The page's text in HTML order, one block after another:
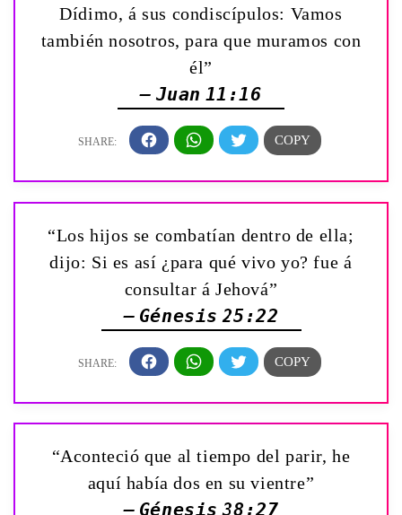
Dídimo, á sus condiscípulos: Vamos
también nosotros, para que muramos con
él”
— Juan 11:16
“Los hijos se combatían dentro de ella;
dijo: Si es así ¿para qué vivo yo? fue á
consultar á Jehová”
— Génesis 25:22
“Aconteció que al tiempo del parir, he
aquí había dos en su vientre”
— Génesis 38:27